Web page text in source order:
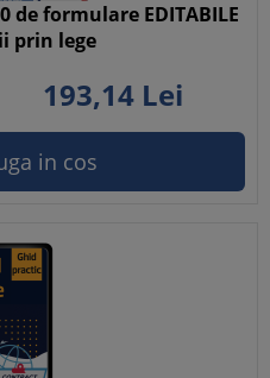
de formulare EDITABILE
prin lege
193,14Lei
in cos